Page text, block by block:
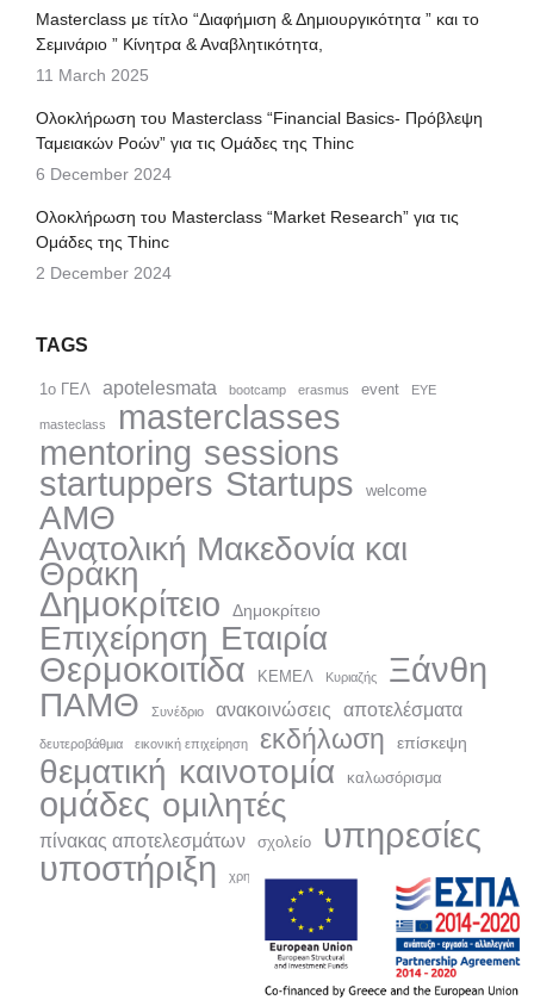
Μasterclass με τίτλο “Διαφήμιση & Δημιουργικότητα ” και το
Σεμινάριο ” Κίνητρα & Αναβλητικότητα,
11 March 2025
Ολοκλήρωση του Masterclass “Financial Basics- Πρόβλεψη
Ταμειακών Ροών” για τις Ομάδες της Thinc
6 December 2024
Ολοκλήρωση του Masterclass “Market Research” για τις
Ομάδες της Thinc
2 December 2024
TAGS
1ο ΓΕΛ apotelesmata bootcamp erasmus event EYE
masteclass masterclasses
mentoring sessions
startuppers Startups welcome
ΑΜΘ
Ανατολική Μακεδονία και
Θράκη
Δημοκρίτειo
Δημοκρίτειο
Επιχείρηση Εταιρία
Θερμοκοιτίδα
ΚΕΜΕΛ Κυριαζής Ξάνθη
ΠΑΜΘ Συνέδριο ανακοινώσεις αποτελέσματα
δευτεροβάθμια εικονική επιχείρηση εκδήλωση επίσκεψη
θεματική καινοτομία καλωσόρισμα
ομάδες ομιλητές
πίνακας αποτελεσμάτων σχολείο
υπηρεσίες
υποστήριξη
χρηματοδοτήσεις χρηματοδότηση